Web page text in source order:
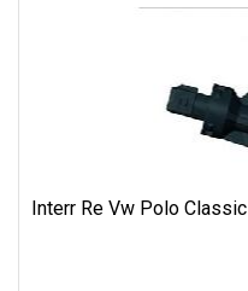
Interr Re Vw Polo Classic